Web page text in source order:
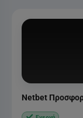
Netbet